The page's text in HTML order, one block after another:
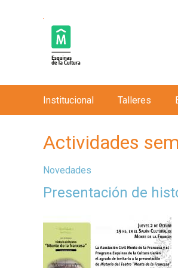
Actividades
Novedades
Presentación de
n
p
r
n
c
Institucional Talleres